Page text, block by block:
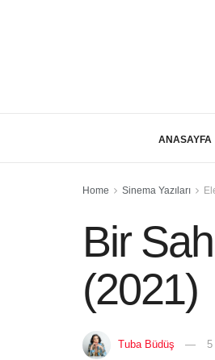
ANASAYFA
Home Sinema Yazıları
Bir
(2021)
Tuba Büdüş